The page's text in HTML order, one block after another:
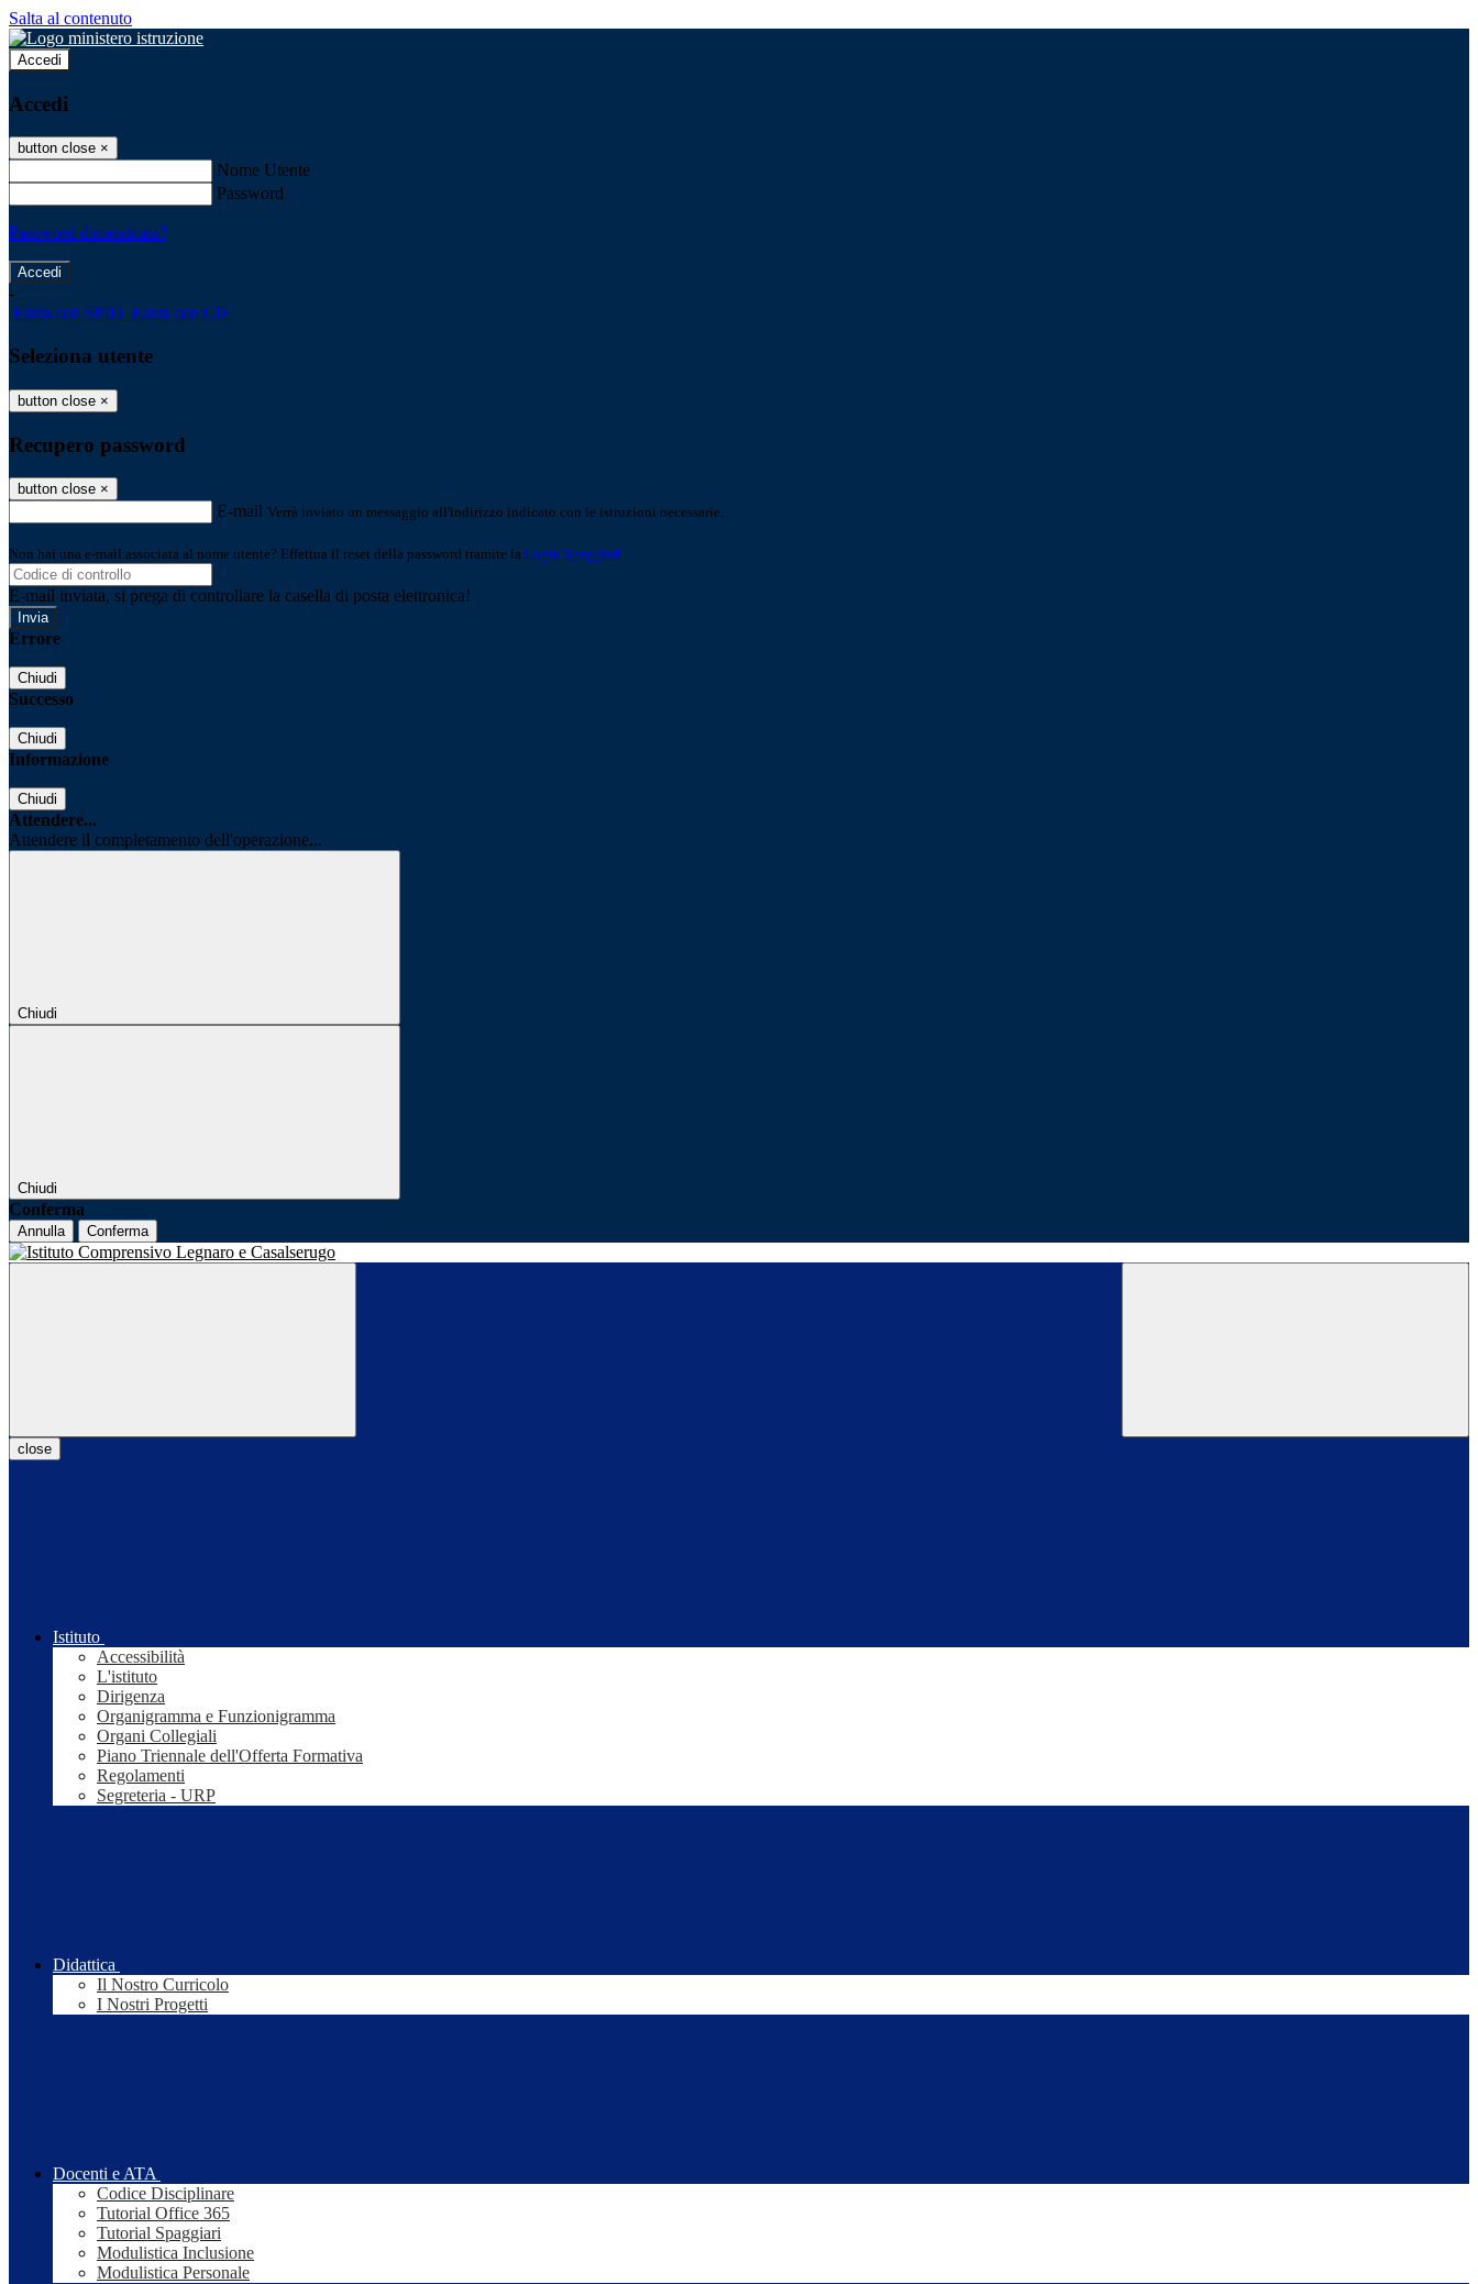
Salta al contenuto
Accedi
Accedi
button close ×
Nome Utente
Password
Password dimenticata?
-
Entra con SPID Entra con CIE
Seleziona utente
button close ×
Recupero password
button close ×
E-mail Verrà inviato un messaggio all'indirizzo indicato con le istruzioni necessarie.
Non hai una e-mail associata al nome utente? Effettua il reset della password tramite la Login Spaggiari
E-mail inviata, si prega di controllare la casella di posta elettronica!
Errore
Chiudi
Successo
Chiudi
Informazione
Chiudi
Attendere...
Attendere il completamento dell'operazione...
Chiudi
Chiudi
Conferma
Annulla Conferma
close
Istituto
Accessibilità
L'istituto
Dirigenza
Organigramma e Funzionigramma
Organi Collegiali
Piano Triennale dell'Offerta Formativa
Regolamenti
Segreteria - URP
Didattica
Il Nostro Curricolo
I Nostri Progetti
Docenti e ATA
Codice Disciplinare
Tutorial Office 365
Tutorial Spaggiari
Modulistica Inclusione
Modulistica Personale